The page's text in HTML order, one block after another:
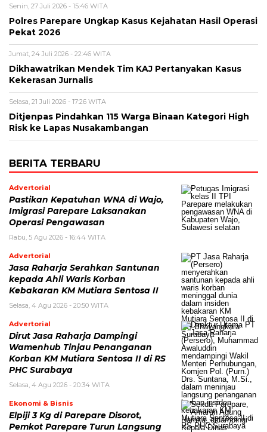
Senin, 27 Juli 2026 - 15:46 WITA
Polres Parepare Ungkap Kasus Kejahatan Hasil Operasi
Pekat 2026
Jumat, 24 Juli 2026 - 22:46 WITA
Dikhawatrikan Mendek Tim KAJ Pertanyakan Kasus
Kekerasan Jurnalis
Selasa, 21 Juli 2026 - 17:26 WITA
Ditjenpas Pindahkan 115 Warga Binaan Kategori High
Risk ke Lapas Nusakambangan
BERITA TERBARU
Advertorial
Pastikan Kepatuhan WNA di Wajo,
Imigrasi Parepare Laksanakan
Operasi Pengawasan
Rabu, 5 Agu 2026 - 16:44 WITA
Advertorial
Jasa Raharja Serahkan Santunan
kepada Ahli Waris Korban
Kebakaran KM Mutiara Sentosa II
Selasa, 4 Agu 2026 - 20:50 WITA
Advertorial
Dirut Jasa Raharja Dampingi
Wamenhub Tinjau Penanganan
Korban KM Mutiara Sentosa II di RS
PHC Surabaya
Selasa, 4 Agu 2026 - 20:34 WITA
Ekonomi & Bisnis
Elpiji 3 Kg di Parepare Disorot,
Pemkot Parepare Turun Langsung